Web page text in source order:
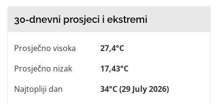
30-dnevni prosjeci i ekstremi
Prosječno visoka
27,4°C
Prosječno nizak
17,43°C
Najtopliji dan
34°C (29 July 2026)